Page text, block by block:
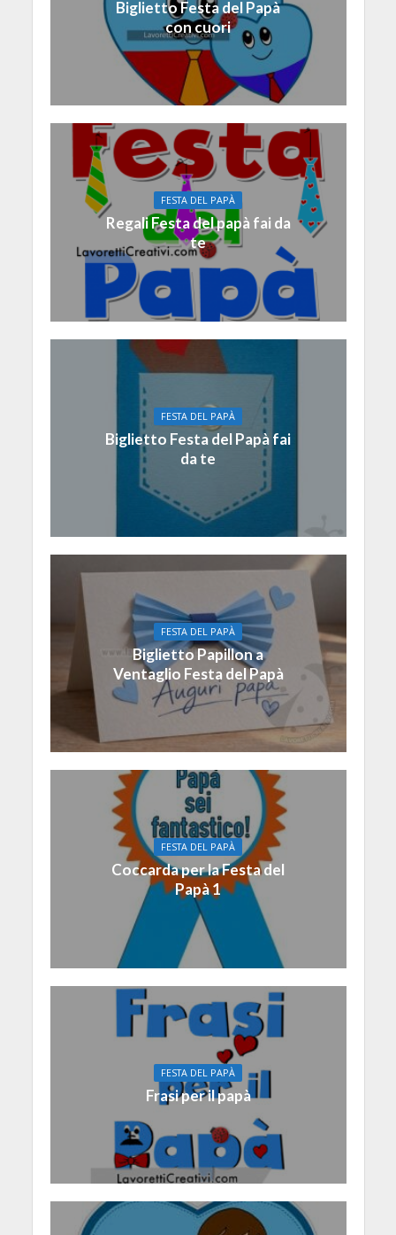
Biglietto Festa del Papà
con cuori
FESTA DEL PAPÀ
Regali Festa del papà fai da
te
FESTA DEL PAPÀ
Biglietto Festa del Papà fai
da te
FESTA DEL PAPÀ
Biglietto Papillon a
Ventaglio Festa del Papà
FESTA DEL PAPÀ
Coccarda per la Festa del
Papà 1
FESTA DEL PAPÀ
Frasi per il papà